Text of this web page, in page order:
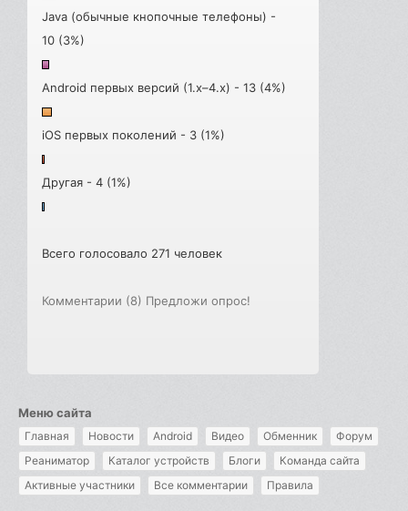
Java (обычные кнопочные телефоны) -
10 (3%)
Android первых версий (1.x–4.x) - 13 (4%)
iOS первых поколений - 3 (1%)
Другая - 4 (1%)
Всего голосовало 271 человек
Комментарии (8) Предложи опрос!
Меню сайта
Главная Новости Android Видео Обменник
Форум
Реаниматор
Каталог устройств Блоги
Команда сайта
Активные участники
Все комментарии Правила